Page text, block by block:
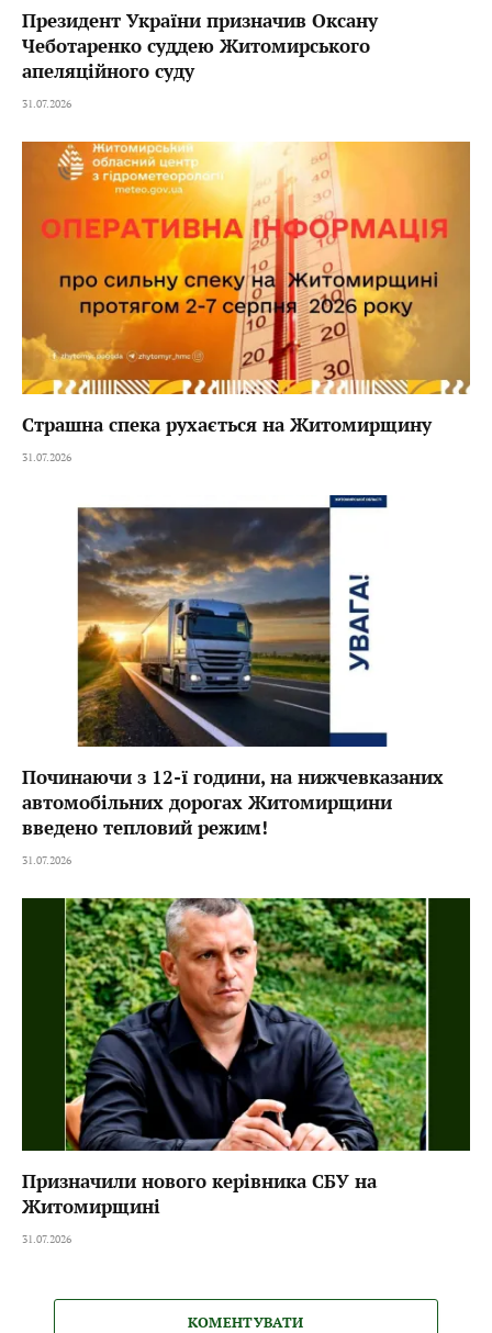
Президент України призначив Оксану
Чеботаренко суддею Житомирського
апеляційного суду
31.07.2026
Страшна спека рухається на Житомирщину
31.07.2026
Починаючи з 12-ї години, на нижчевказаних
автомобільних дорогах Житомирщини
введено тепловий режим!
31.07.2026
Призначили нового керівника СБУ на
Житомирщині
31.07.2026
КОМЕНТУВАТИ